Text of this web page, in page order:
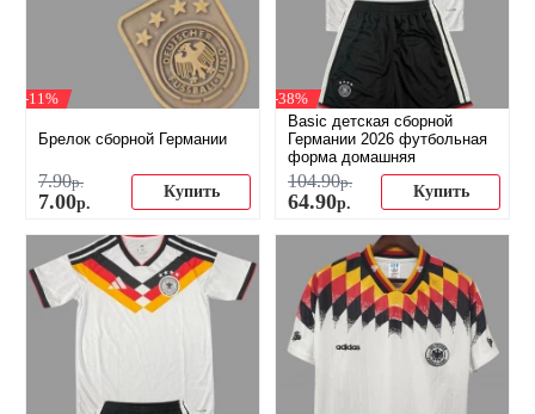
-11%
Брелок сборной Германии
7.90р.
7.00р.
Купить
-38%
Basic детская сборной
Германии 2026 футбольная
форма домашняя
104.90р.
64.90р.
Купить